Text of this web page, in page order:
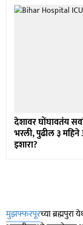
देशावर घोंघावतंय
भरली, पुढील ३ महिने
इशारा?
मुझफ्फरपूरच्या